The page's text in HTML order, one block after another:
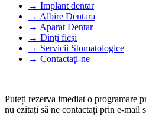
Implant dentar
Albire Dentara
Aparat Dentar
Dinți ficși
Servicii Stomatologice
Contactaţi-ne
Puteți rezerva imediat o programare
nu ezitați să ne contactați prin e-mail